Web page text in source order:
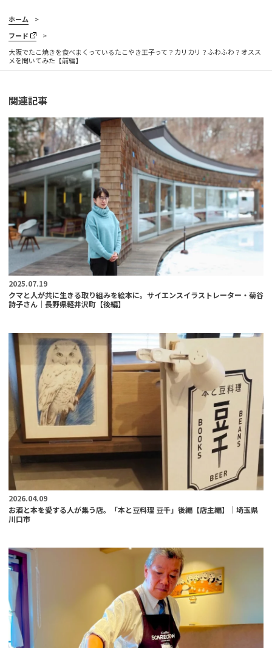
ホーム
フード
大阪でたこ焼きを食べまくっているたこやき王子って？カリカリ？ふわふわ？オスス
メを聞いてみた【前編】
関連記事
2025.07.19
クマと人が共に生きる取り組みを絵本に。サイエンスイラストレーター・菊谷
詩子さん｜長野県軽井沢町【後編】
2026.04.09
お酒と本を愛する人が集う店。「本と豆料理 豆千」後編【店主編】｜埼玉県
川口市